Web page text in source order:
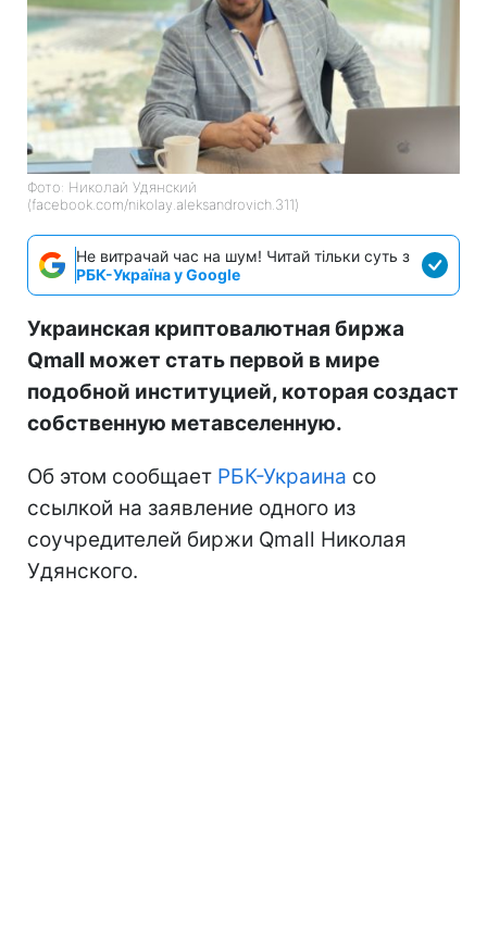
Фото: Николай Удянский
(facebook.com/nikolay.aleksandrovich.311)
Не витрачай час на шум! Читай тільки суть з
РБК-Україна у Google
Украинская криптовалютная биржа
Qmall может стать первой в мире
подобной институцией, которая создаст
собственную метавселенную.
Об этом сообщает РБК-Украина со
ссылкой на заявление одного из
соучредителей биржи Qmall Николая
Удянского.